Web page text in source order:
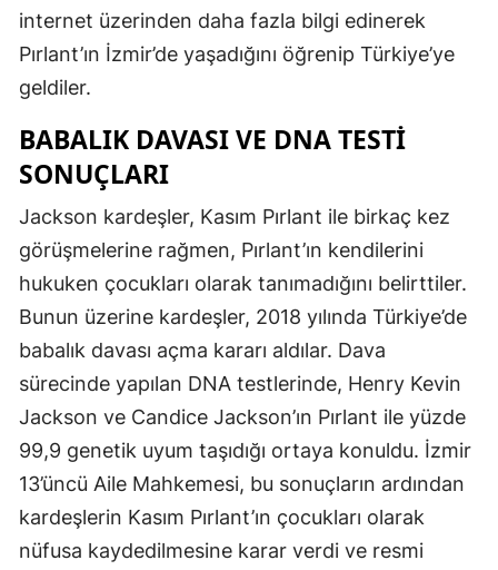
internet üzerinden daha fazla bilgi edinerek
Pırlant’ın İzmir’de yaşadığını öğrenip Türkiye’ye
geldiler.
BABALIK DAVASI VE DNA TESTI
SONUÇLARI
Jackson kardeşler, Kasım Pırlant ile birkaç kez
görüşmelerine rağmen, Pırlant’ın kendilerini
hukuken çocukları olarak tanımadığını belirttiler.
Bunun üzerine kardeşler, 2018 yılında Türkiye’de
babalık davası açma kararı aldılar. Dava
sürecinde yapılan DNA testlerinde, Henry Kevin
Jackson ve Candice Jackson’ın Pırlant ile yüzde
99,9 genetik uyum taşıdığı ortaya konuldu. İzmir
13’üncü Aile Mahkemesi, bu sonuçların ardından
kardeşlerin Kasım Pırlant’ın çocukları olarak
nüfusa kaydedilmesine karar verdi ve resmi